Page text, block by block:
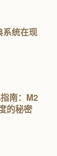
统在现
南：M2
的秘密